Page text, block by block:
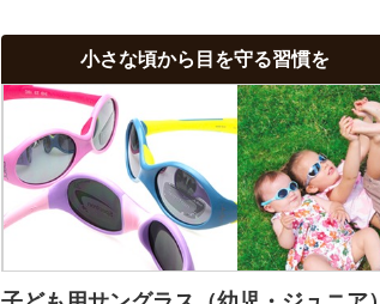
小さな頃から目を守る習慣を